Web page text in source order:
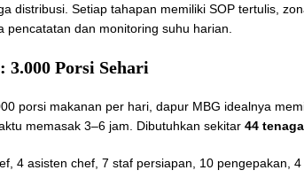
distribusi. Setiap tahapan memiliki SOP tertulis,
pencatatan dan monitoring suhu harian.
3.000 Porsi Sehari
porsi makanan per hari, dapur MBG idealnya
memasak 3–6 jam. Dibutuhkan sekitar44
4 asisten chef, 7 staf persiapan, 10 pengepakan,